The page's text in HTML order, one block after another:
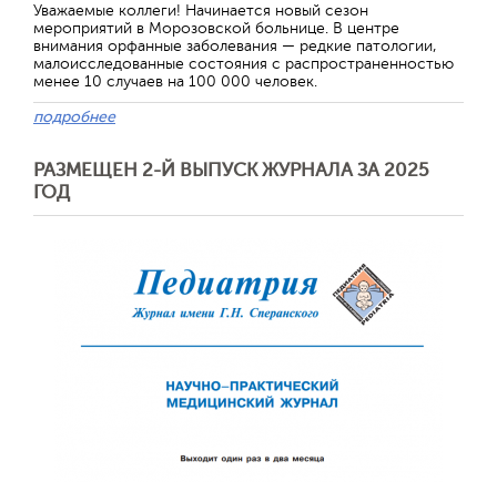
Уважаемые коллеги! Начинается новый сезон
мероприятий в Морозовской больнице. В центре
внимания орфанные заболевания — редкие патологии,
малоисследованные состояния с распространенностью
менее 10 случаев на 100 000 человек.
подробнее
РАЗМЕЩЕН 2-Й ВЫПУСК ЖУРНАЛА ЗА 2025
ГОД